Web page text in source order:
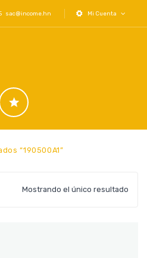
sac@income.hn Mi Cuenta
“190500A1”
Mostrando el único resultado